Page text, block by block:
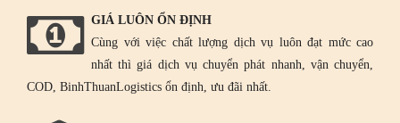
GIÁ LUÔN ỔN ĐỊNH
Cùng với việc chất lượng dịch vụ luôn đạt mức cao
nhất thì giá dịch vụ chuyển phát nhanh, vận chuyển,
COD, BinhThuanLogistics ổn định, ưu đãi nhất.